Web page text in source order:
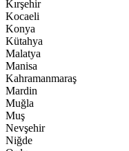
Kırşehir
Kocaeli
Konya
Kütahya
Malatya
Manisa
Kahramanmaraş
Mardin
Muğla
Muş
Nevşehir
Niğde